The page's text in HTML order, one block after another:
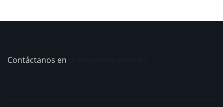
Contáctanos en